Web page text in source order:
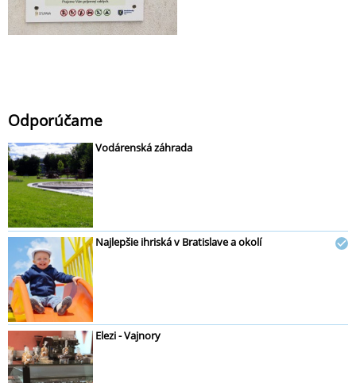
Odporúčame
Vodárenská záhrada
Najlepšie ihriská v Bratislave a okolí
Elezi - Vajnory